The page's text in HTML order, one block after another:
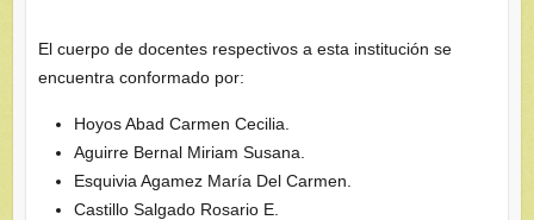
El cuerpo de docentes respectivos a esta institución se
encuentra conformado por:
Hoyos Abad Carmen Cecilia.
Aguirre Bernal Miriam Susana.
Esquivia Agamez María Del Carmen.
Castillo Salgado Rosario E.